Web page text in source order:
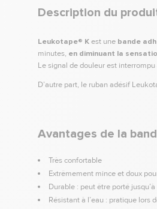
Description du
Leukotape® Kest une bande
minutes, en diminuant la
Le signal de douleur est
D’autre part, le ruban adésif
Avantages de la
Très confortable
Extrêmement mince et doux
Durable : peut être porté
Résistant à l’eau : pratique lors